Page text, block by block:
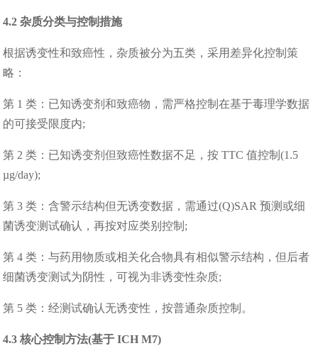
4.2 杂质分类与控制措施
根据诱变性和致癌性，杂质被分为五类，采用差异化控制策
略：
第 1 类：已知诱变剂和致癌物，需严格控制在基于毒理学数据
的可接受限度内;
第 2 类：已知诱变剂但致癌性数据不足，按 TTC 值控制(1.5
µg/day);
第 3 类：含警示结构但无诱变数据，需通过(Q)SAR 预测或细
菌诱变测试确认，再按对应类别控制;
第 4 类：与药用物质或相关化合物具有相似警示结构，但后者
细菌诱变测试为阴性，可视为非诱变性杂质;
第 5 类：经测试确认无诱变性，按普通杂质控制。
4.3 核心控制方法(基于 ICH M7)